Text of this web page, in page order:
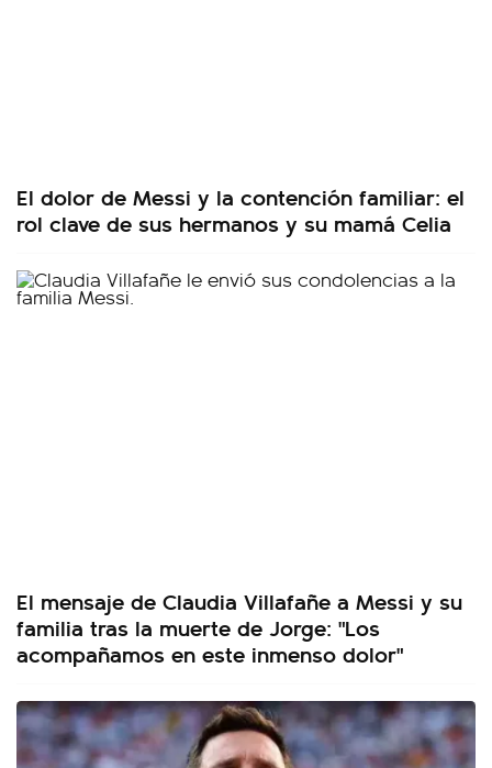
El dolor de Messi y la contención familiar: el
rol clave de sus hermanos y su mamá Celia
El mensaje de Claudia Villafañe a Messi y su
familia tras la muerte de Jorge: "Los
acompañamos en este inmenso dolor"